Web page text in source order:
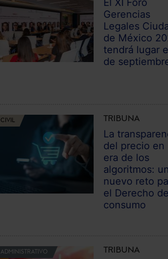
El XI Foro
Gerencias
Legales
de México
tendrá lugar
de
CIVIL TRIBUNA
La
del precio en
era de los
algoritmos: un
nuevo reto
el Derecho de
consumo
ADMINISTRATIVO TRIBUNA